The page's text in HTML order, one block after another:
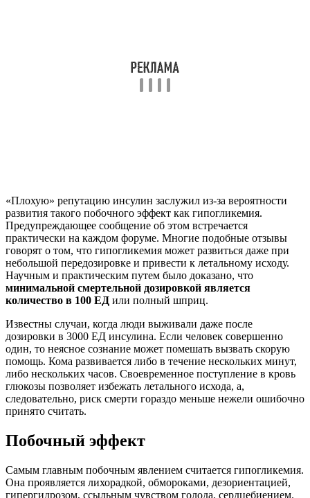
Очень важно понимать, что при начале гипогликемии
необходимо срочно пополнить организм глюкозой: выпить
Крайне редко появляется аллергическая реакция.
В случае долгого приема инсулина собственный начнет
вырабатываться в меньших объемах.
Мнение эксперта
Инсулин является одним из самых мощных гормонов в
организме, а в спорте он используется в первую очередь для